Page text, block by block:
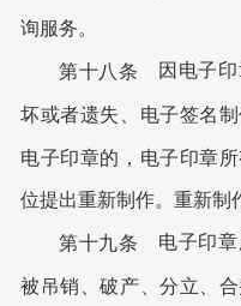
询服务。
第十八条 因电子印
坏或者遗失、电子签名
电子印章的，电子印章
位提出重新制作。重新制
第十九条 电子印章
被吊销、破产、分立、